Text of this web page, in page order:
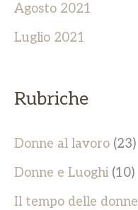
Agosto 2021
Luglio 2021
Rubriche
Donne al lavoro (23)
Donne e Luoghi (10)
Il tempo delle donne